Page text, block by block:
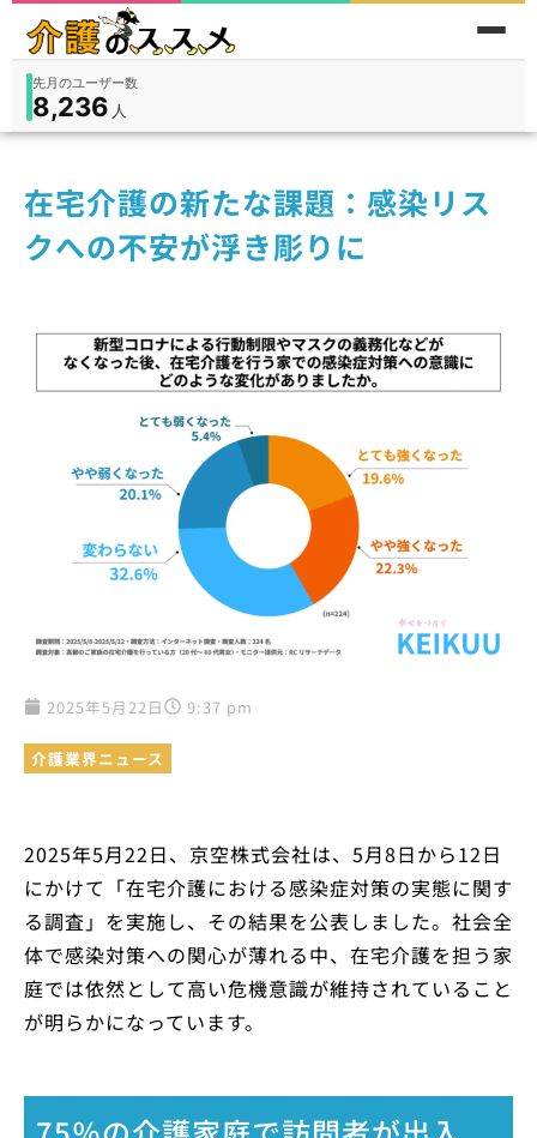
在宅9,360入所3,194
先月のユーザー数
8,236 人
件
在宅介護の新たな課題：感染リス
クへの不安が浮き彫りに
2025年5月22日 9:37 pm
介護業界ニュース
2025年5月22日、京空株式会社は、5月8日から12日
にかけて「在宅介護における感染症対策の実態に関す
る調査」を実施し、その結果を公表しました。社会全
体で感染対策への関心が薄れる中、在宅介護を担う家
庭では依然として高い危機意識が維持されていること
が明らかになっています。